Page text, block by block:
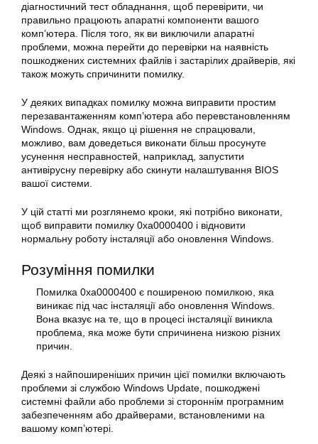
діагностичний тест обладнання, щоб перевірити, чи
правильно працюють апаратні компоненти вашого
комп’ютера. Після того, як ви виключили апаратні
проблеми, можна перейти до перевірки на наявність
пошкоджених системних файлів і застарілих драйверів, які
також можуть спричинити помилку.
У деяких випадках помилку можна виправити простим
перезавантаженням комп’ютера або перевстановленням
Windows. Однак, якщо ці рішення не спрацювали,
можливо, вам доведеться виконати більш просунуте
усунення несправностей, наприклад, запустити
антивірусну перевірку або скинути налаштування BIOS
вашої системи.
У цій статті ми розглянемо кроки, які потрібно виконати,
щоб виправити помилку 0xa0000400 і відновити
нормальну роботу інсталяції або оновлення Windows.
Розуміння помилки
Помилка 0xa0000400 є поширеною помилкою, яка
виникає під час інсталяції або оновлення Windows
Вона вказує на те, що в процесі інсталяції виникла
проблема, яка може бути спричинена низкою різних
причин.
Деякі з найпоширеніших причин цієї помилки включають
проблеми зі службою Windows Update, пошкоджені
системні файли або проблеми зі стороннім програмним
забезпеченням або драйверами, встановленими на
вашому комп’ютері.